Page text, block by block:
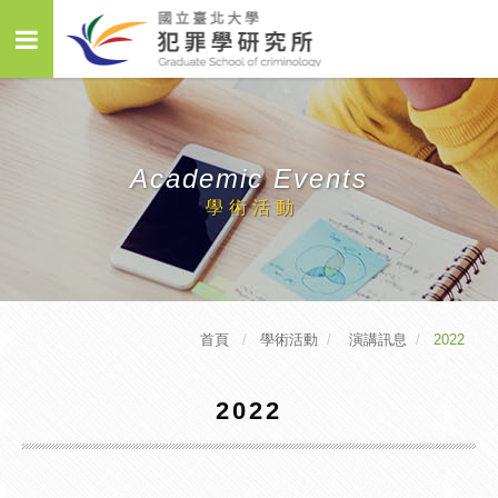
Academic Events
學術活動
首頁 學術活動 演講訊息 2022
2022